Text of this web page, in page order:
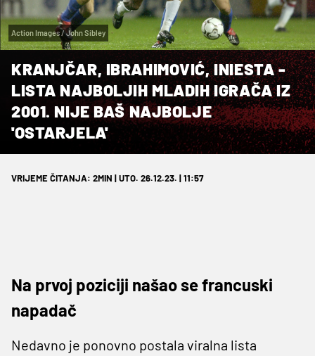
Action Images / John Sibley
KRANJČAR, IBRAHIMOVIĆ, INIESTA -
LISTA NAJBOLJIH MLADIH IGRAČA IZ
2001. NIJE BAŠ NAJBOLJE
'OSTARJELA'
VRIJEME ČITANJA: 2MIN | UTO. 26.12.23. | 11:57
Na prvoj poziciji našao se francuski
napadač
Nedavno je ponovno postala viralna lista